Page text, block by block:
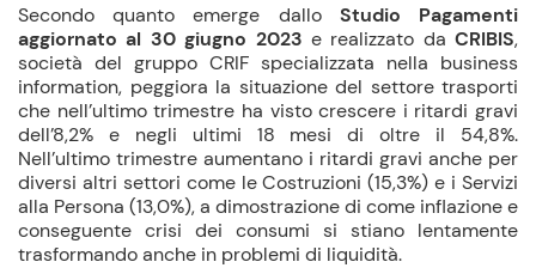
Secondo quanto emerge dallo Studio Pagamenti
aggiornato al 30 giugno 2023 e realizzato da CRIBIS,
società del gruppo CRIF specializzata nella business
information, peggiora la situazione del settore trasporti
che nell’ultimo trimestre ha visto crescere i ritardi gravi
dell’8,2% e negli ultimi 18 mesi di oltre il 54,8%.
Nell’ultimo trimestre aumentano i ritardi gravi anche per
diversi altri settori come le Costruzioni (15,3%) e i Servizi
alla Persona (13,0%), a dimostrazione di come inflazione e
conseguente crisi dei consumi si stiano lentamente
trasformando anche in problemi di liquidità.